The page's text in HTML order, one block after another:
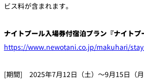
ビス料が含まれます。
ナイトプール入場券付宿泊プラン『ナイトプ
https://www.newotani.co.jp/makuhari/
[期間] 2025年7月12日（土）～9月15日（月